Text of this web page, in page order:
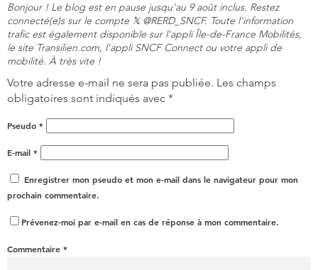
Bonjour ! Le blog est en pause jusqu'au 9 août inclus. Restez
connecté(e)s sur le compte 𝕏 @RERD_SNCF. Toute l'information
trafic est également disponible sur l'appli Île-de-France Mobilités,
le site Transilien.com, l'appli SNCF Connect ou votre appli de
mobilité. À très vite !
Votre adresse e-mail ne sera pas publiée. Les champs
obligatoires sont indiqués avec *
Pseudo *
E-mail *
Enregistrer mon pseudo et mon e-mail dans le navigateur pour mon
prochain commentaire.
Prévenez-moi par e-mail en cas de réponse à mon commentaire.
Commentaire *